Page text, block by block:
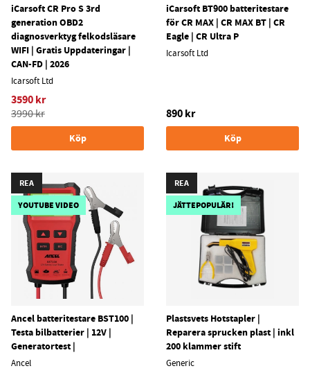
iCarsoft CR Pro S 3rd
generation OBD2
diagnosverktyg felkodsläsare
WIFI | Gratis Uppdateringar |
CAN-FD | 2026
Icarsoft Ltd
3590 kr
3990 kr
Köp
iCarsoft BT900 batteritestare
för CR MAX | CR MAX BT | CR
Eagle | CR Ultra P
Icarsoft Ltd
890 kr
Köp
REA
YOUTUBE VIDEO
Ancel batteritestare BST100 |
Testa bilbatterier | 12V |
Generatortest |
Ancel
REA
JÄTTEPOPULÄR!
Plastsvets Hotstapler |
Reparera sprucken plast | inkl
200 klammer stift
Generic